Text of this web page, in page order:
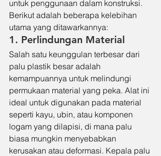
untuk penggunaan dalam konstruksi.
Berikut adalah beberapa kelebihan
utama yang ditawarkannya:
1. Perlindungan Material
Salah satu keunggulan terbesar dari
palu plastik besar adalah
kemampuannya untuk melindungi
permukaan material yang peka. Alat ini
ideal untuk digunakan pada material
seperti kayu, ubin, atau komponen
logam yang dilapisi, di mana palu
biasa mungkin menyebabkan
kerusakan atau deformasi. Kepala palu